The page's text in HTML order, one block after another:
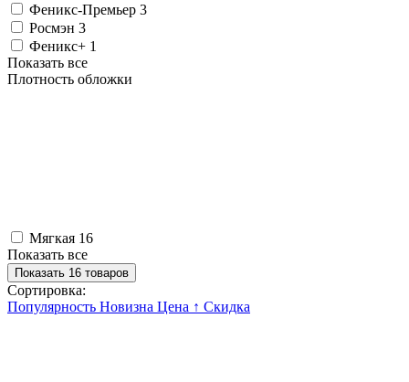
Феникс-Премьер 3
Росмэн 3
Феникс+ 1
Показать все
Плотность обложки
Мягкая 16
Показать все
Показать 16 товаров
Сортировка:
Популярность Новизна Цена ↑ Скидка